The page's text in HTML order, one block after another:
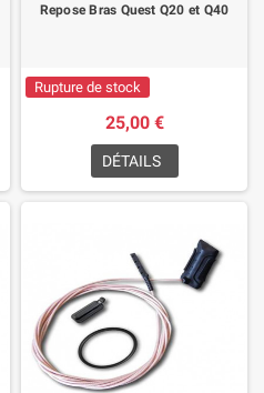
Repose Bras Quest Q20 et Q40
Rupture de stock
25,00 €
DÉTAILS